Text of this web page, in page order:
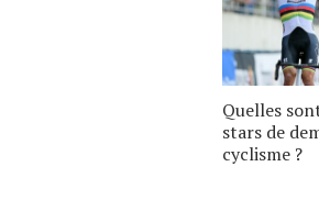
Quelles
stars de
cyclisme ?